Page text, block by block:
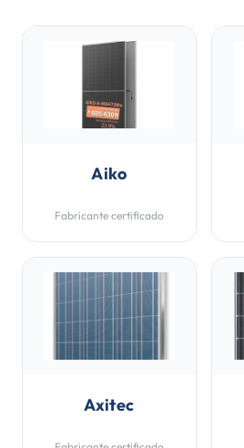
Aiko
Fabricante certificado
Axitec